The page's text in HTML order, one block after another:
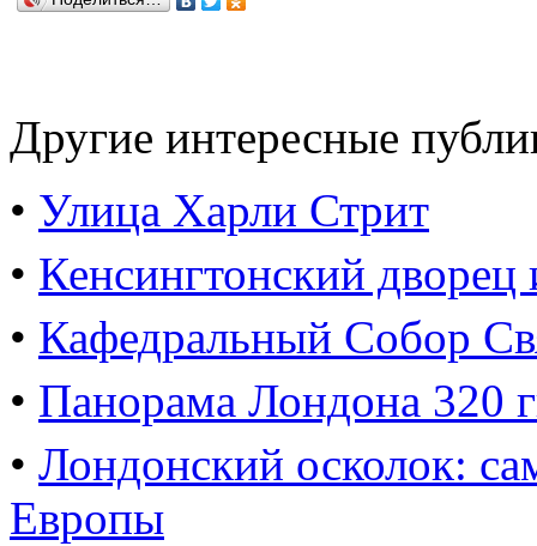
Другие интересные
• Улица Харли Стрит
• Кенсингтонский дворец
• Кафедральный Собор
• Панорама Лондона 320
• Лондонский осколок:
Европы